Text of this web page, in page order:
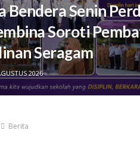
Bendera Senin
Soroti
Seragam
2026
Berita